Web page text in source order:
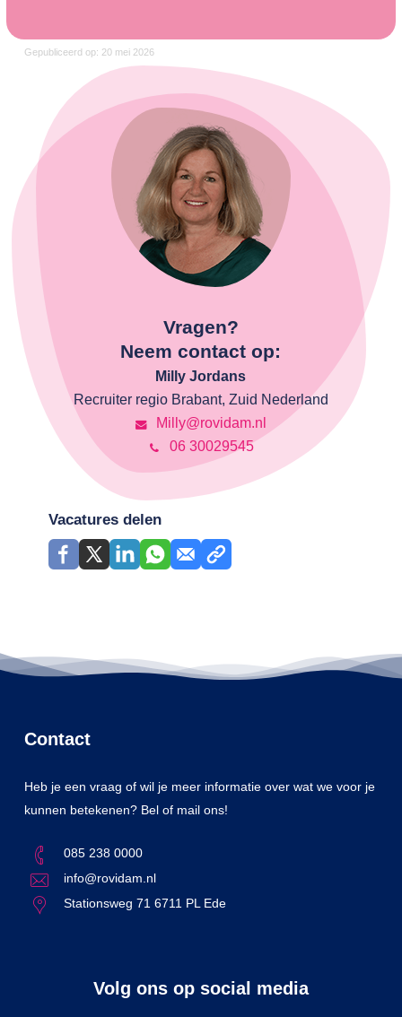
Gepubliceerd op: 20 mei 2026
Vragen?
Neem contact op:
Milly Jordans
Recruiter regio Brabant, Zuid Nederland
Milly@rovidam.nl
06 30029545
Vacatures delen
Contact
Heb je een vraag of wil je meer informatie over wat we voor je
kunnen betekenen? Bel of mail ons!
085 238 0000
info@rovidam.nl
Stationsweg 71 6711 PL Ede
Volg ons op social media